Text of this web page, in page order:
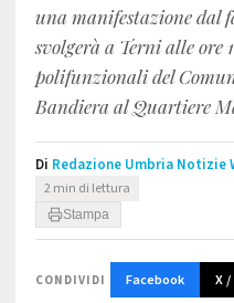
una manifestazione dal
svolgerà a Terni alle ore
polifunzionali del
Bandiera al Quartiere
Di Redazione Umbria Notizie
2 min di lettura
Stampa
CONDIVIDI Facebook X